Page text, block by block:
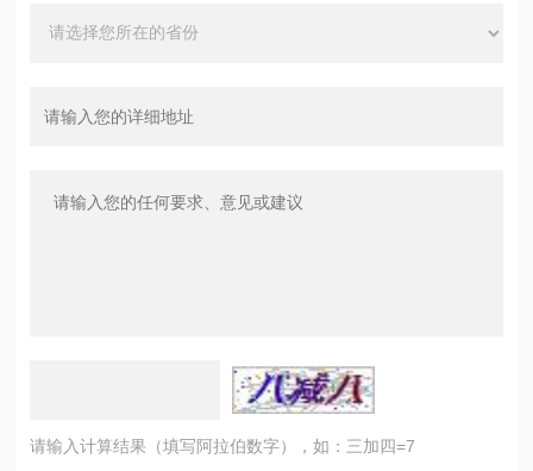
请输入计算结果（填写阿拉伯数字），如：三加四=7